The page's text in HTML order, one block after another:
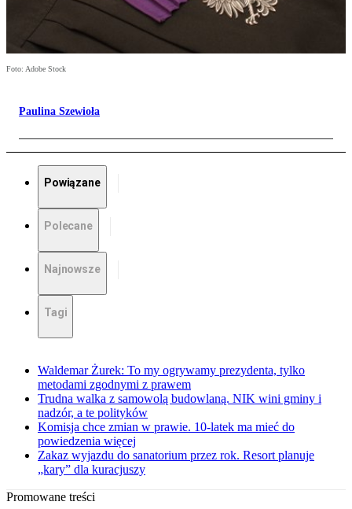
Foto: Adobe Stock
Paulina Szewioła
Powiązane
Polecane
Najnowsze
Tagi
Waldemar Żurek: To my ogrywamy prezydenta, tylko
metodami zgodnymi z prawem
Trudna walka z samowolą budowlaną. NIK wini gminy i
nadzór, a te polityków
Komisja chce zmian w prawie. 10-latek ma mieć do
powiedzenia więcej
Zakaz wyjazdu do sanatorium przez rok. Resort planuje
„kary” dla kuracjuszy
Promowane treści